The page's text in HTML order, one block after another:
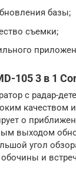
базы;
съемки;
105 3 в 1
с радар-
качеством
о
выходом
угол
обочины и